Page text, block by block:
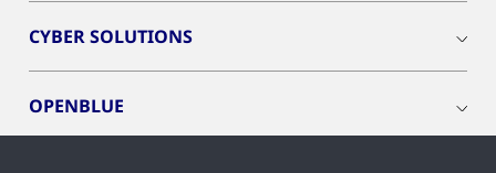
CYBER SOLUTIONS
OPENBLUE